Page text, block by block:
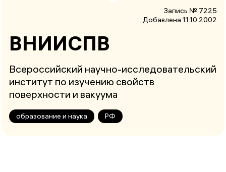
Запись № 7225
Добавлена 11.10.2002
ВНИИСПВ
Всероссийский научно-исследовательский
институт по изучению свойств
поверхности и вакуума
образование и наука РФ